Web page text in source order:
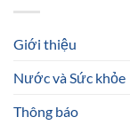
Giới thiệu
Nước và Sức khỏe
Thông báo